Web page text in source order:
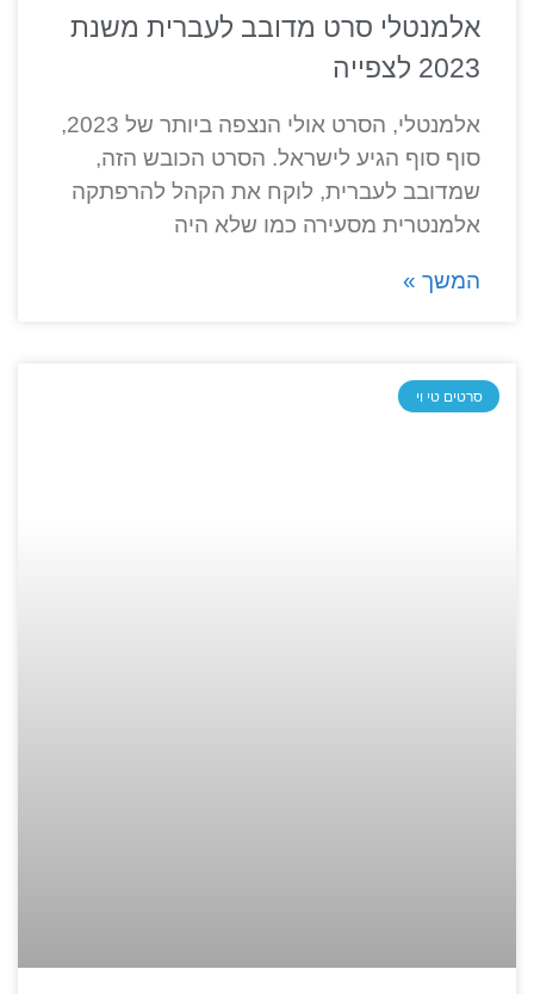
אלמנטלי סרט מדובב לעברית משנת
2023 לצפייה
אלמנטלי, הסרט אולי הנצפה ביותר של 2023,
סוף סוף הגיע לישראל. הסרט הכובש הזה,
שמדובב לעברית, לוקח את הקהל להרפתקה
אלמנטרית מסעירה כמו שלא היה
המשך »
סרטים טי וי